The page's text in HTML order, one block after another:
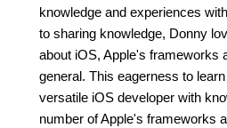
knowledge and experiences
to sharing knowledge, Donny
about iOS, Apple's frameworks
general. This eagerness to
versatile iOS developer with
number of Apple's frameworks